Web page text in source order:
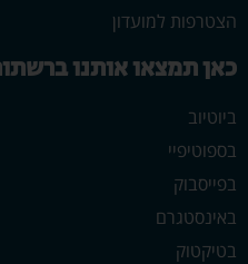
הצטרפות למועדון
כאן תמצאו אותנו
ביוטיוב
בספוטיפיי
בפייסבוק
באינסטגרם
בטיקטוק